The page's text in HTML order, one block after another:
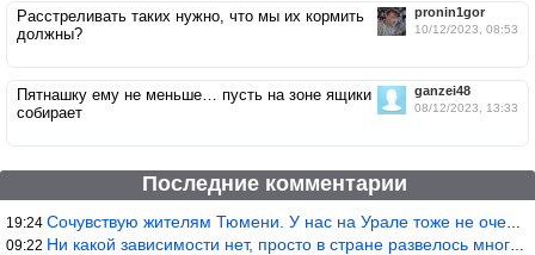
pronin1gor
10/12/2023, 08:53
Расстреливать таких нужно, что мы их кормить
должны?
ganzei48
08/12/2023, 13:33
Пятнашку ему не меньше… пусть на зоне ящики
собирает
Последние комментарии
19:24 Сочувствую жителям Тюмени. У нас на Урале тоже не очень из-за до
09:22 Ни какой зависимости нет, просто в стране развелось много ипанут